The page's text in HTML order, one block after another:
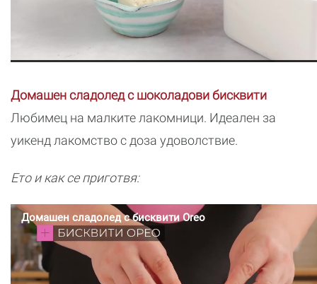
Домашен сладолед с шоколадови бисквити
Любимец на малките лакомници. Идеален за
уикенд лакомство с доза удоволствие.
Ето и как се приготвя: